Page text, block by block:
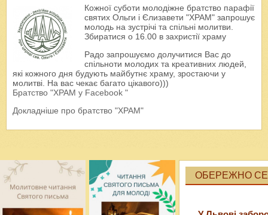
Кожної суботи молодіжне братство парафії
святих Ольги і Єлизавети "ХРАМ" запрошує
молодь на зустрічі та спільні молитви.
Збиратися о 16.00 в захристії храму
Радо запрошуємо долучитися Вас до
спільноти молодих та креативних людей,
які кожного дня будують майбутнє храму, зростаючи у
молитві. На вас чекає багато цікавого)))
Братство "ХРАМ у Facebook "
Докладніше про братство "ХРАМ"
ОБЕРЕЖНО